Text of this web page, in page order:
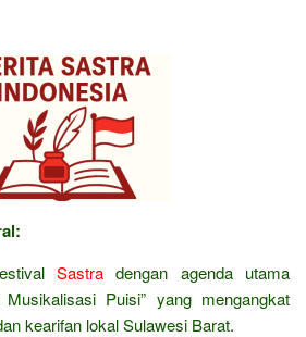
Sastra dengan agenda utama
Musikalisasi Puisi” yang mengangkat
kearifan lokal Sulawesi Barat.